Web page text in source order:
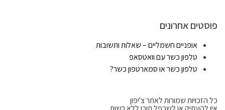
פוסטים אחרונים
אופניים חשמליים – שאלות ותשובות
טלפון כשר עם וואטסאפ
טלפון כשר או סמארטפון כשר?
כל הזכויות שמורות לאתר צ'יפון